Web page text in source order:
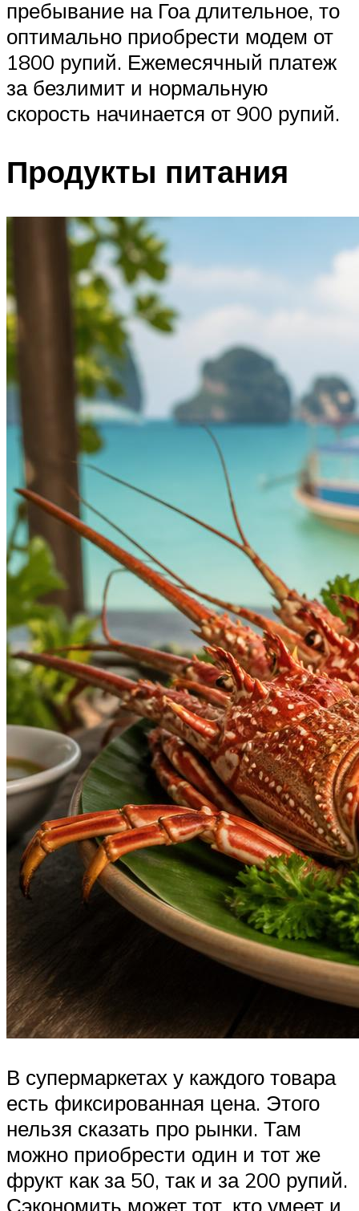
пребывание на Гоа длительное, то
оптимально приобрести модем от
1800 рупий. Ежемесячный платеж
за безлимит и нормальную
скорость начинается от 900 рупий.
Продукты питания
В супермаркетах у каждого товара
есть фиксированная цена. Этого
нельзя сказать про рынки. Там
можно приобрести один и тот же
фрукт как за 50, так и за 200 рупий.
Сэкономить может тот, кто умеет и